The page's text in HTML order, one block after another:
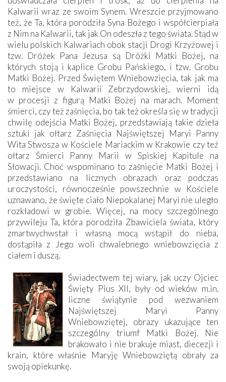
Kalwarii wraz ze swoim Synem. Wreszcie przyjmowano
też, że Ta, która porodziła Syna Bożego i współcierpiała
z Nim na Kalwarii, tak jak On odeszła z tego świata. Stąd w
wielu polskich Kalwariach obok stacji Drogi Krzyżowej i
tzw. Dróżek Pana Jezusa są Dróżki Matki Bożej, na
których stoją i kaplice Grobu Pańskiego, i tzw. Grobu
Matki Bożej. Przed Świętem Wniebowzięcia, tak jak ma
to miejsce w Kalwarii Zebrzydowskiej, wierni idą
w procesji z figurą Matki Bożej na marach. Moment
śmierci, czy też zaśnięcia, bo tak też określa się w tradycji
chwilę odejścia Matki Bożej, przedstawiają takie dzieła
sztuki jak ołtarz Zaśnięcia Najświętszej Maryi Panny
Wita Stwosza w Kościele Mariackim w Krakowie czy też
ołtarz Śmierci Panny Marii w Spiskiej Kapitule na
Słowacji. Choć wspominano to zaśnięcie Matki Bożej i
przedstawiano na licznych obrazach oraz podczas
uroczystości, równocześnie powszechnie w Kościele
uznawano, że święte ciało Niepokalanej Maryi nie uległo
rozkładowi w grobie. Więcej, na mocy szczególnego
przywileju Ta, która porodziła Zbawiciela świata, który
zmartwychwstał i własną mocą wstąpił do nieba,
dostąpiła z Jego woli chwalebnego wniebowzięcia z
ciałem i duszą.
Świadectwem tej wiary, jak uczy Ojciec
Święty Pius XII, były od wieków m.in.
liczne świątynie pod wezwaniem
Najświętszej Maryi Panny
Wniebowziętej, obrazy ukazujące ten
szczególny triumf Matki Bożej. Nie
brakowało i nie brakuje miast, diecezji i
krain, które właśnie Maryję Wniebowziętą obrały za
swoją opiekunkę.